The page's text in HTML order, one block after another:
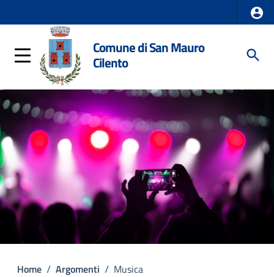
Comune di San Mauro
Cilento
Home / Argomenti / Musica